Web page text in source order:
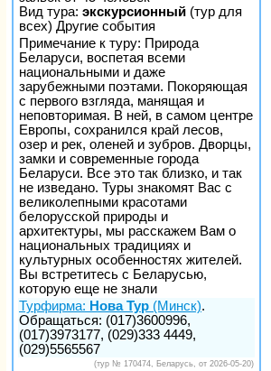
Вид тура: экскурсионный (тур для
всех) Другие события
Примечание к туру: Природа
Беларуси, воспетая всеми
национальными и даже
зарубежными поэтами. Покоряющая
с первого взгляда, манящая и
неповторимая. В ней, в самом центре
Европы, сохранился край лесов,
озер и рек, оленей и зубров. Дворцы,
замки и современные города
Беларуси. Все это так близко, и так
не изведано. Туры знакомят Вас с
великолепными красотами
белорусской природы и
архитектуры, мы расскажем Вам о
национальных традициях и
культурных особенностях жителей.
Вы встретитесь с Беларусью,
которую еще не знали
Турфирма: Нова Тур (Минск).
Обращаться: (017)3600996,
(017)3973177, (029)333 4449,
(029)5565567
(тур № 170474, Беларусь, от 2026-05-20)